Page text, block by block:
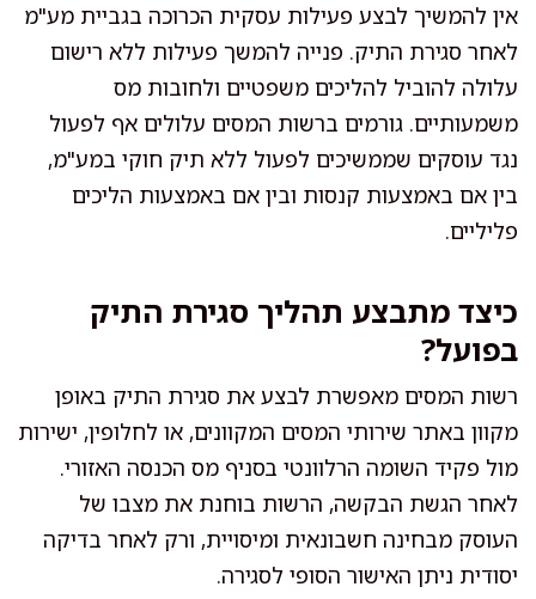
אין להמשיך לבצע פעילות עסקית הכרוכה בגביית מע"מ
לאחר סגירת התיק. פנייה להמשך פעילות ללא רישום
עלולה להוביל להליכים משפטיים ולחובות מס
משמעותיים. גורמים ברשות המסים עלולים אף לפעול
נגד עוסקים שממשיכים לפעול ללא תיק חוקי במע"מ,
בין אם באמצעות קנסות ובין אם באמצעות הליכים
פליליים.
כיצד מתבצע תהליך סגירת התיק
בפועל?
רשות המסים מאפשרת לבצע את סגירת התיק באופן
מקוון באתר שירותי המסים המקוונים, או לחלופין, ישירות
מול פקיד השומה הרלוונטי בסניף מס הכנסה האזורי.
לאחר הגשת הבקשה, הרשות בוחנת את מצבו של
העוסק מבחינה חשבונאית ומיסויית, ורק לאחר בדיקה
יסודית ניתן האישור הסופי לסגירה.